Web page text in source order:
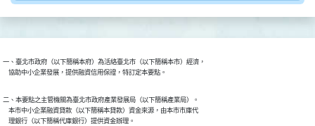
一、臺北市政府（以下簡稱本府）為活絡臺北市（以下簡稱本市）經濟，
    協助中小企業發展，提供融資信用保證，特訂定本要點。
二、本要點之主管機關為臺北市政府產業發展局（以下簡稱產業局）。
    本市中小企業融資貸款（以下簡稱本貸款）資金來源，由本市市庫代
    理銀行（以下簡稱代庫銀行）提供資金辦理。